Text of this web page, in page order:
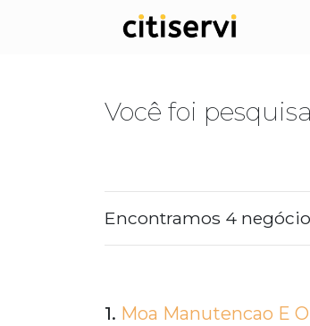
Você foi
Encontramos 4
1. Moa Manutencao E